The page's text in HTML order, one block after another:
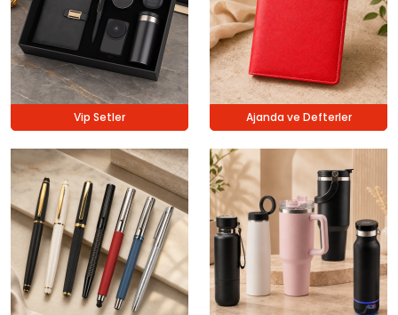
Vip Setler Ajanda ve Defterler